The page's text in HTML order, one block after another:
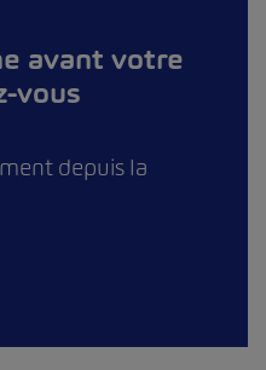
avant votre
vous
depuis la